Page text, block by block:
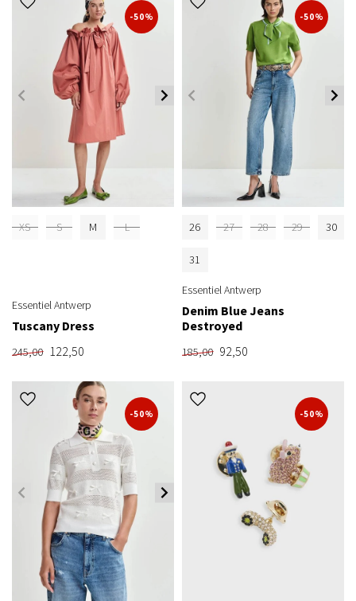
-50%
XS S M L
Essentiel Antwerp
Tuscany Dress
245,00 122,50
-50%
26 27 28 29 30
31
Essentiel Antwerp
Denim Blue Jeans
Destroyed
185,00 92,50
-50% -50%